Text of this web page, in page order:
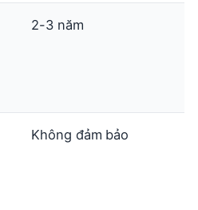
2-3 năm
Không đảm bảo